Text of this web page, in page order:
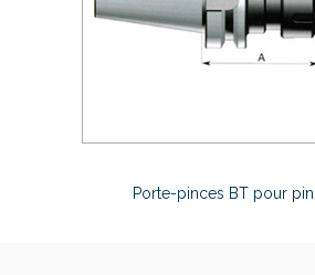
Porte-pinces BT pour